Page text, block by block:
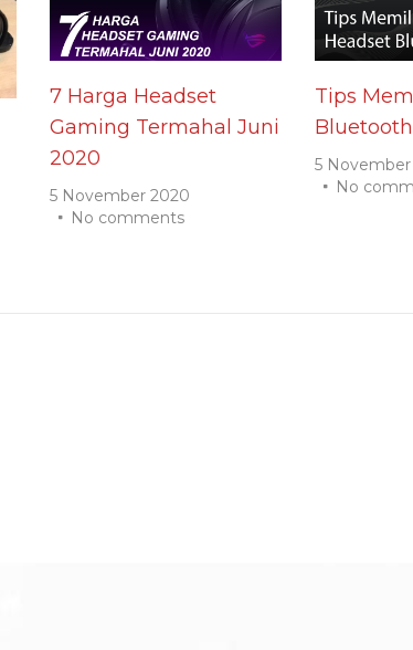
7 Harga Headset
Gaming Termahal Juni
2020
5 November 2020
No comments
Tips
5
No